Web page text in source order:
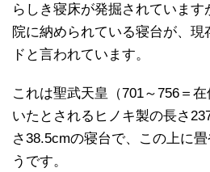
らしき寝床が発掘されていま
院に納められている寝台が、現
ドと言われています。
これは聖武天皇（701～756＝
いたとされるヒノキ製の長さ
さ38.5cmの寝台で、この上に
うです。